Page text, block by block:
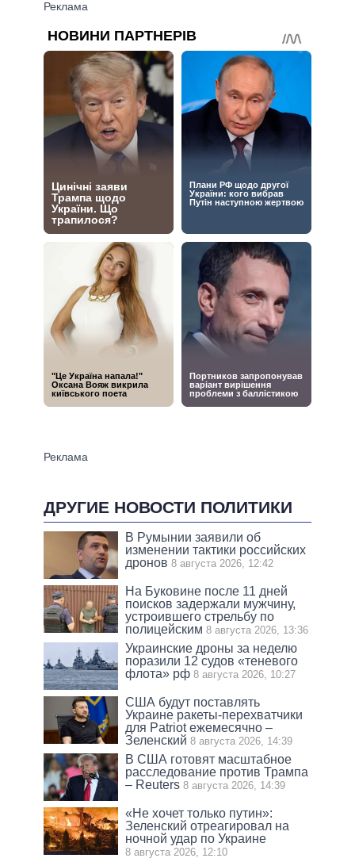
ДРУГИЕ НОВОСТИ ПОЛИТИКИ
В Румынии заявили об
изменении тактики российских
дронов 8 августа 2026, 12:42
На Буковине после 11 дней
поисков задержали мужчину,
устроившего стрельбу по
полицейским 8 августа 2026, 13:36
Украинские дроны за неделю
поразили 12 судов «теневого
флота» рф 8 августа 2026, 10:27
США будут поставлять
Украине ракеты-перехватчики
для Patriot ежемесячно –
Зеленский 8 августа 2026, 14:39
В США готовят масштабное
расследование против Трампа
– Reuters 8 августа 2026, 14:39
«Не хочет только путин»:
Зеленский отреагировал на
ночной удар по Украине
8 августа 2026, 12:10